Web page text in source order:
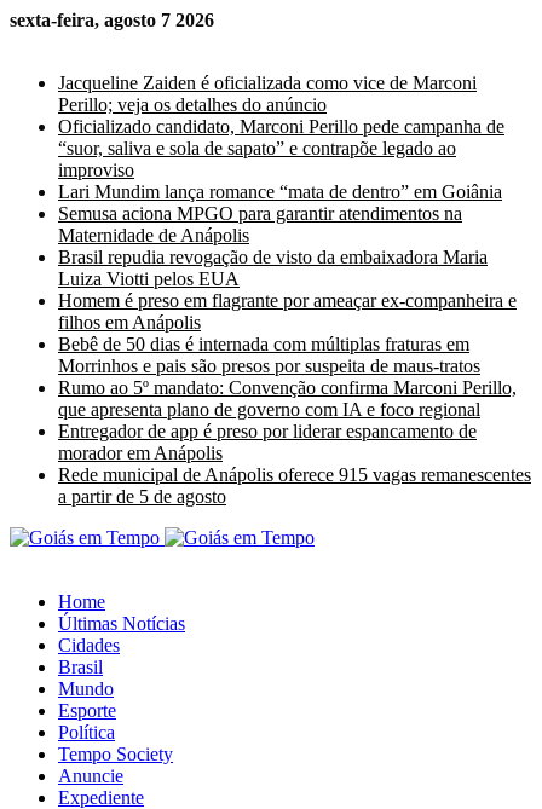
sexta-feira, agosto 7 2026
Jacqueline Zaiden é oficializada como vice de Marconi
Perillo; veja os detalhes do anúncio
Oficializado candidato, Marconi Perillo pede campanha de
“suor, saliva e sola de sapato” e contrapõe legado ao
improviso
Lari Mundim lança romance “mata de dentro” em Goiânia
Semusa aciona MPGO para garantir atendimentos na
Maternidade de Anápolis
Brasil repudia revogação de visto da embaixadora Maria
Luiza Viotti pelos EUA
Homem é preso em flagrante por ameaçar ex-companheira e
filhos em Anápolis
Bebê de 50 dias é internada com múltiplas fraturas em
Morrinhos e pais são presos por suspeita de maus-tratos
Rumo ao 5º mandato: Convenção confirma Marconi Perillo,
que apresenta plano de governo com IA e foco regional
Entregador de app é preso por liderar espancamento de
morador em Anápolis
Rede municipal de Anápolis oferece 915 vagas remanescentes
a partir de 5 de agosto
Home
Últimas Notícias
Cidades
Brasil
Mundo
Esporte
Política
Tempo Society
Anuncie
Expediente